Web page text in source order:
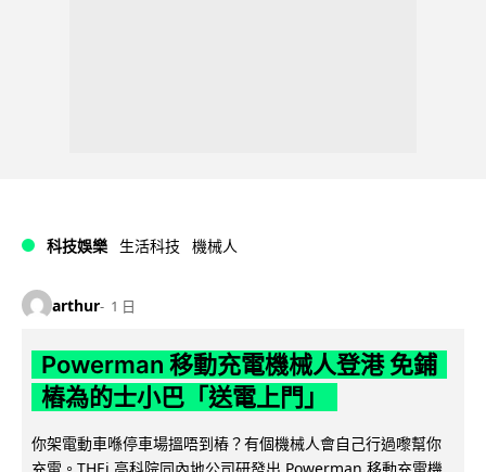
科技娛樂 生活科技 機械人
arthur 1 日
Powerman 移動充電機械人登港 免鋪
樁為的士小巴「送電上門」
你架電動車喺停車場搵唔到樁？有個機械人會自己行過嚟幫你